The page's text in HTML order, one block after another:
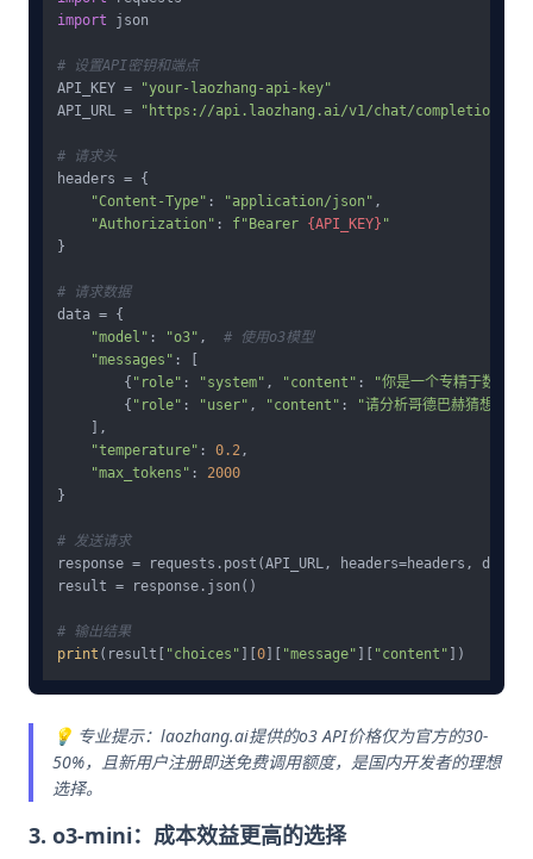
import json
# 设置API密钥和端点
API_KEY =
"your-laozhang-api-key"
API_URL =
"https://api.laozhang.ai/v1/chat/completions"
# 请求头
headers = {
"Content-Type" : "application/json" ,
"Authorization" : f"Bearer {API_KEY} "
}
# 请求数据
data = {
"model" : "o3" , # 使用o3模型
"messages" : [
        {
"role" : "system" , "content" :
"你是一个专精于数学和
        {
"role" : "user" , "content" :
"请分析哥德巴赫猜想的主
    ],
"temperature" : 0.2,
"max_tokens" : 2000
}
# 发送请求
response = requests.post(API_URL, headers=headers,
result = response.json()
# 输出结果
print (result[ "choices" 0 "message" "content"
💡 专业提示：laozhang.ai提供的o3 API价格仅为官方的30-
50%，且新用户注册即送免费调用额度，是国内开发者的理想
选择。
3. o3-mini：成本效益更高的选择